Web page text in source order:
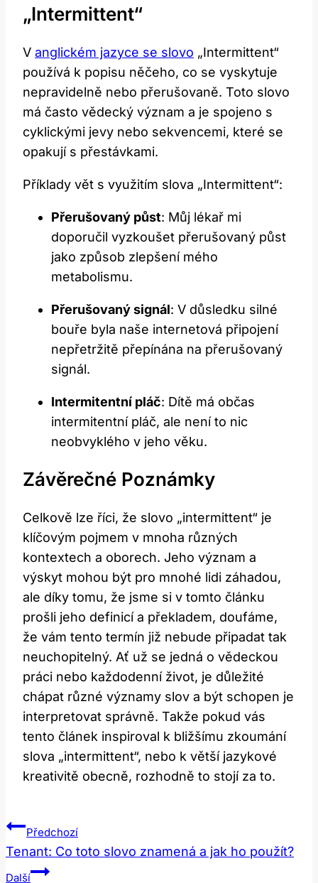
„Intermittent“
V anglickém jazyce se slovo „Intermittent“
používá k popisu něčeho, co se vyskytuje
nepravidelně nebo přerušovaně. Toto slovo
má často vědecký význam a je spojeno s
cyklickými jevy nebo sekvencemi, které se
opakují s přestávkami.
Příklady vět s využitím slova „Intermittent“:
Přerušovaný půst: Můj lékař mi
doporučil vyzkoušet přerušovaný půst
jako způsob zlepšení mého
metabolismu.
Přerušovaný signál: V důsledku silné
bouře byla naše internetová připojení
nepřetržitě přepínána na přerušovaný
signál.
Intermitentní pláč: Dítě má občas
intermitentní pláč, ale není to nic
neobvyklého v jeho věku.
Závěrečné Poznámky
Celkově lze říci, že slovo „intermittent“ je
klíčovým pojmem v mnoha různých
kontextech a oborech. Jeho význam a
výskyt mohou být pro mnohé lidi záhadou,
ale díky tomu, že jsme si v tomto článku
prošli jeho definicí a překladem, doufáme,
že vám tento termín již nebude připadat tak
neuchopitelný. Ať už se jedná o vědeckou
práci nebo každodenní život, je důležité
chápat různé významy slov a být schopen je
interpretovat správně. Takže pokud vás
tento článek inspiroval k bližšímu zkoumání
slova „intermittent“, nebo k větší jazykové
kreativitě obecně, rozhodně to stojí za to.
Navigace
Pro
Předchozí
Tenant: Co toto slovo znamená a jak ho použít?
Další